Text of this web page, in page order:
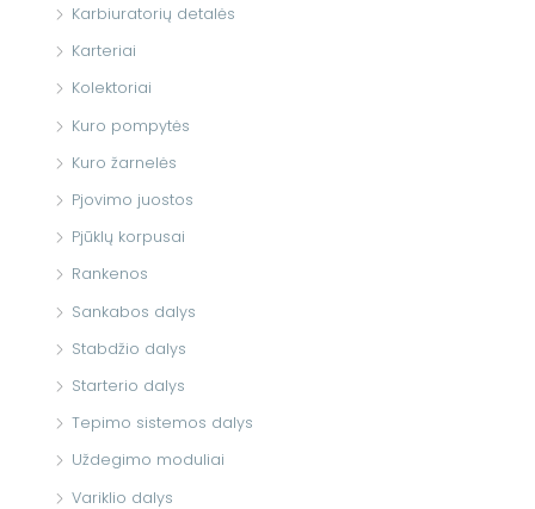
Karbiuratorių detalės
Karteriai
Kolektoriai
Kuro pompytės
Kuro žarnelės
Pjovimo juostos
Pjūklų korpusai
Rankenos
Sankabos dalys
Stabdžio dalys
Starterio dalys
Tepimo sistemos dalys
Uždegimo moduliai
Variklio dalys